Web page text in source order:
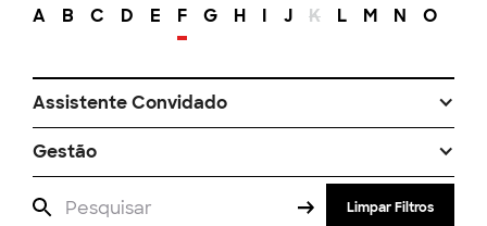
A B C D E F G H I J K L M N O
Assistente Convidado
Gestão
Limpar Filtros